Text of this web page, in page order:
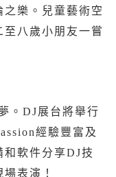
樂。兒童藝術空
八歲小朋友一嘗
。DJ展台將舉行
經驗豐富及
軟件分享DJ技
表演！